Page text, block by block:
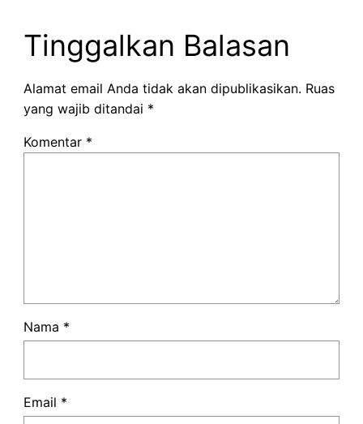
Tinggalkan Balasan
Alamat email Anda tidak akan dipublikasikan. Ruas
yang wajib ditandai *
Komentar *
Nama *
Email *